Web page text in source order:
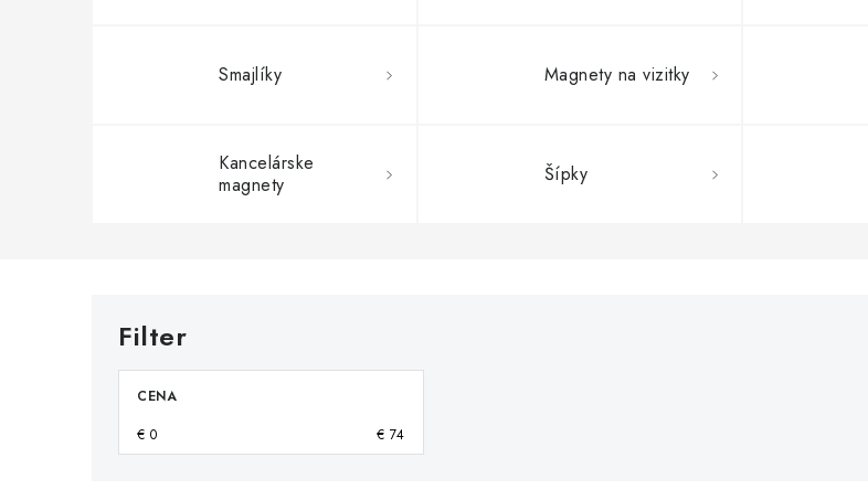
Smajlíky Magnety na vizitky
Kancelárske
magnety
Šípky
CENA
€ 0 € 74